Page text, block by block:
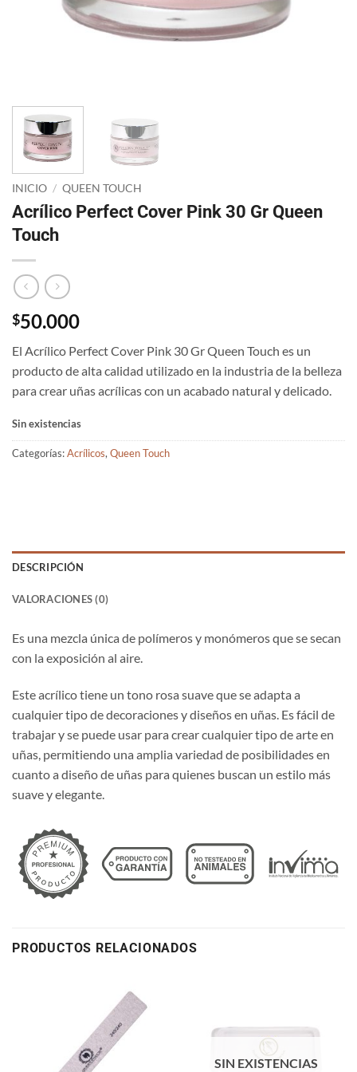
INICIO / QUEEN TOUCH
Acrílico Perfect Cover Pink 30 Gr Queen
Touch
$50.000
El Acrílico Perfect Cover Pink 30 Gr Queen Touch es un
producto de alta calidad utilizado en la industria de la belleza
para crear uñas acrílicas con un acabado natural y delicado.
Sin existencias
Categorías:Acrílicos, Queen Touch
DESCRIPCIÓN
VALORACIONES (0)
Es una mezcla única de polímeros y monómeros que se secan
con la exposición al aire.
Este acrílico tiene un tono rosa suave que se adapta a
cualquier tipo de decoraciones y diseños en uñas. Es fácil de
trabajar y se puede usar para crear cualquier tipo de arte en
uñas, permitiendo una amplia variedad de posibilidades en
cuanto a diseño de uñas para quienes buscan un estilo más
suave y elegante.
PRODUCTOS RELACIONADOS
SIN EXISTENCIAS